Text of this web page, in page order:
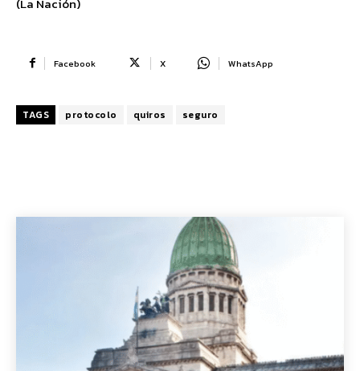
Facebook X WhatsApp
TAGS protocolo quiros seguro